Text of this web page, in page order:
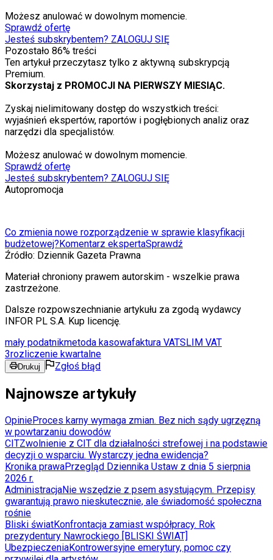
Możesz anulować w dowolnym momencie.
Sprawdź ofertę
Jesteś subskrybentem? ZALOGUJ SIĘ
Pozostało 86% treści
Ten artykuł przeczytasz tylko z aktywną subskrypcją
Premium.
Skorzystaj z PROMOCJI NA PIERWSZY MIESIĄC.
Zyskaj nielimitowany dostęp do wszystkich treści:
wyjaśnień ekspertów, raportów i pogłębionych analiz oraz
narzędzi dla specjalistów.
Możesz anulować w dowolnym momencie.
Sprawdź ofertę
Jesteś subskrybentem? ZALOGUJ SIĘ
Autopromocja
Co zmienia nowe rozporządzenie w sprawie klasyfikacji
budżetowej?Komentarz ekspertaSprawdź
Źródło: Dziennik Gazeta Prawna
Materiał chroniony prawem autorskim - wszelkie prawa
zastrzeżone.
Dalsze rozpowszechnianie artykułu za zgodą wydawcy
INFOR PL S.A. Kup licencję.
mały podatnikmetoda kasowafaktura VATSLIM VAT
3rozliczenie kwartalne
Drukuj Zgłoś błąd
Najnowsze artykuły
OpinieProces karny wymaga zmian. Bez nich sądy ugrzęzną
w powtarzaniu dowodów
CITZwolnienie z CIT dla działalności strefowej i na podstawie
decyzji o wsparciu. Wystarczy jedna ewidencja?
Kronika prawaPrzegląd Dziennika Ustaw z dnia 5 sierpnia
2026 r.
AdministracjaNie wszędzie z psem asystującym. Przepisy
gwarantują prawo nieskutecznie, ale świadomość społeczna
rośnie
Bliski światKonfrontacja zamiast współpracy. Rok
prezydentury Nawrockiego [BLISKI ŚWIAT]
UbezpieczeniaKontrowersyjne emerytury, pomoc czy